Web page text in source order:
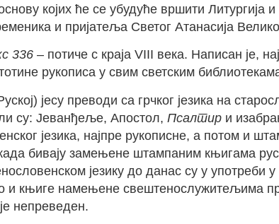
којих ће се убудуће вршити
и пријатеља Светог Атанасија
336 – потиче с краја VIII века. Написан је,
рукописа у свим светским
јесу преводи са грчког језика на
су: Јеванђеље, Апостол, Псалтир и
језика, најпре рукописне, а потом и
бивају замењене штампаним књигама
језику до данас су у
и књиге намењене свештенослужитељима
непреведен.